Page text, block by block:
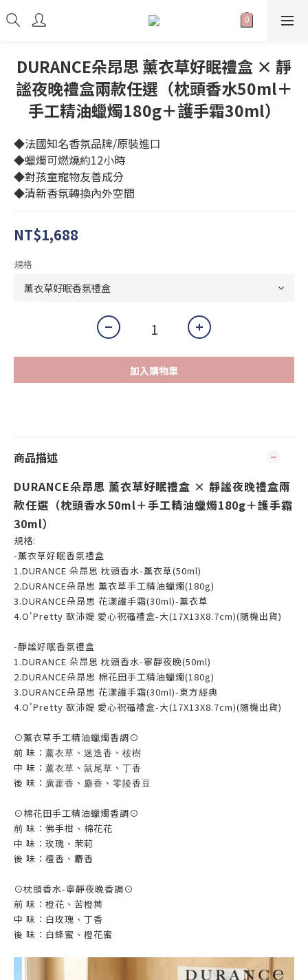
DURANCE朵昂思 薰衣草好眠禮盒 × 靜
謐夜晚禮盒兩款任選（枕頭香水50ml＋
手工精油蠟燭180g＋護手霜30ml）
◆法國知名香氛品牌/原裝進口
◆蠟燭可燃燒約12小時
◆對孩童寵物友善成分
◆清新香氛轉換內外空間
NT$1,688
規格
加入購物車
商品描述
DURANCE朵昂思 薰衣草好眠禮盒 × 靜謐夜晚禮盒兩
款任選 （枕頭香水50ml＋手工精油蠟燭180g＋護手霜
30ml）
規格:
-薰衣草好眠香氛禮盒
1.DURANCE 朵昂思 枕頭香水-薰衣草(50ml)
2.DURANCE朵昂思 薰衣草手工精油蠟燭(180g)
3.DURANCE朵昂思 花漾護手霜(30ml)-薰衣草
4.O'Pretty 歐沛媞 愛心祝福禮盒-大(17X13X8.7cm)(隨機出貨)
-靜謐好眠香氛禮盒
1.DURANCE 朵昂思 枕頭香水-寧靜夜晚(50ml)
2.DURANCE朵昂思 棉花田手工精油蠟燭(180g)
3.DURANCE朵昂思 花漾護手霜(30ml)-東方經典
4.O'Pretty 歐沛媞 愛心祝福禮盒-大(17X13X8.7cm)(隨機出貨)
⊙薰衣草手工精油蠟燭香調⊙
前 味： 薰衣草 、 迷迭香 、 桉樹
中 味： 薰衣草 、 鼠尾草 、 丁香
後 味： 廣藿香 、 麝香 、 零陵香豆
⊙棉花田手工精油蠟燭香調⊙
前 味：佛手柑、棉花花
中 味：玫瑰、茉莉
後 味：檀香、麝香
⊙枕頭香水-寧靜夜晚香調⊙
前 味：橙花、苦橙葉
中 味：白玫瑰、丁香
後 味：白蜂蜜、橙花蜜